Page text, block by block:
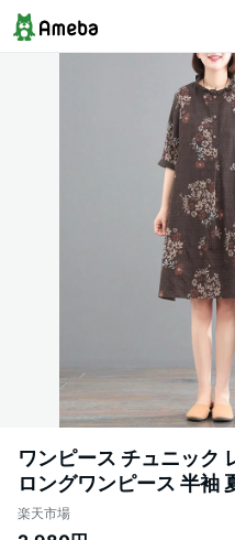
ワンピース チュニック
ロングワンピース 半袖
ス ミモレ丈 膝丈 花柄 半
リネン チュニックワン
楽天市場